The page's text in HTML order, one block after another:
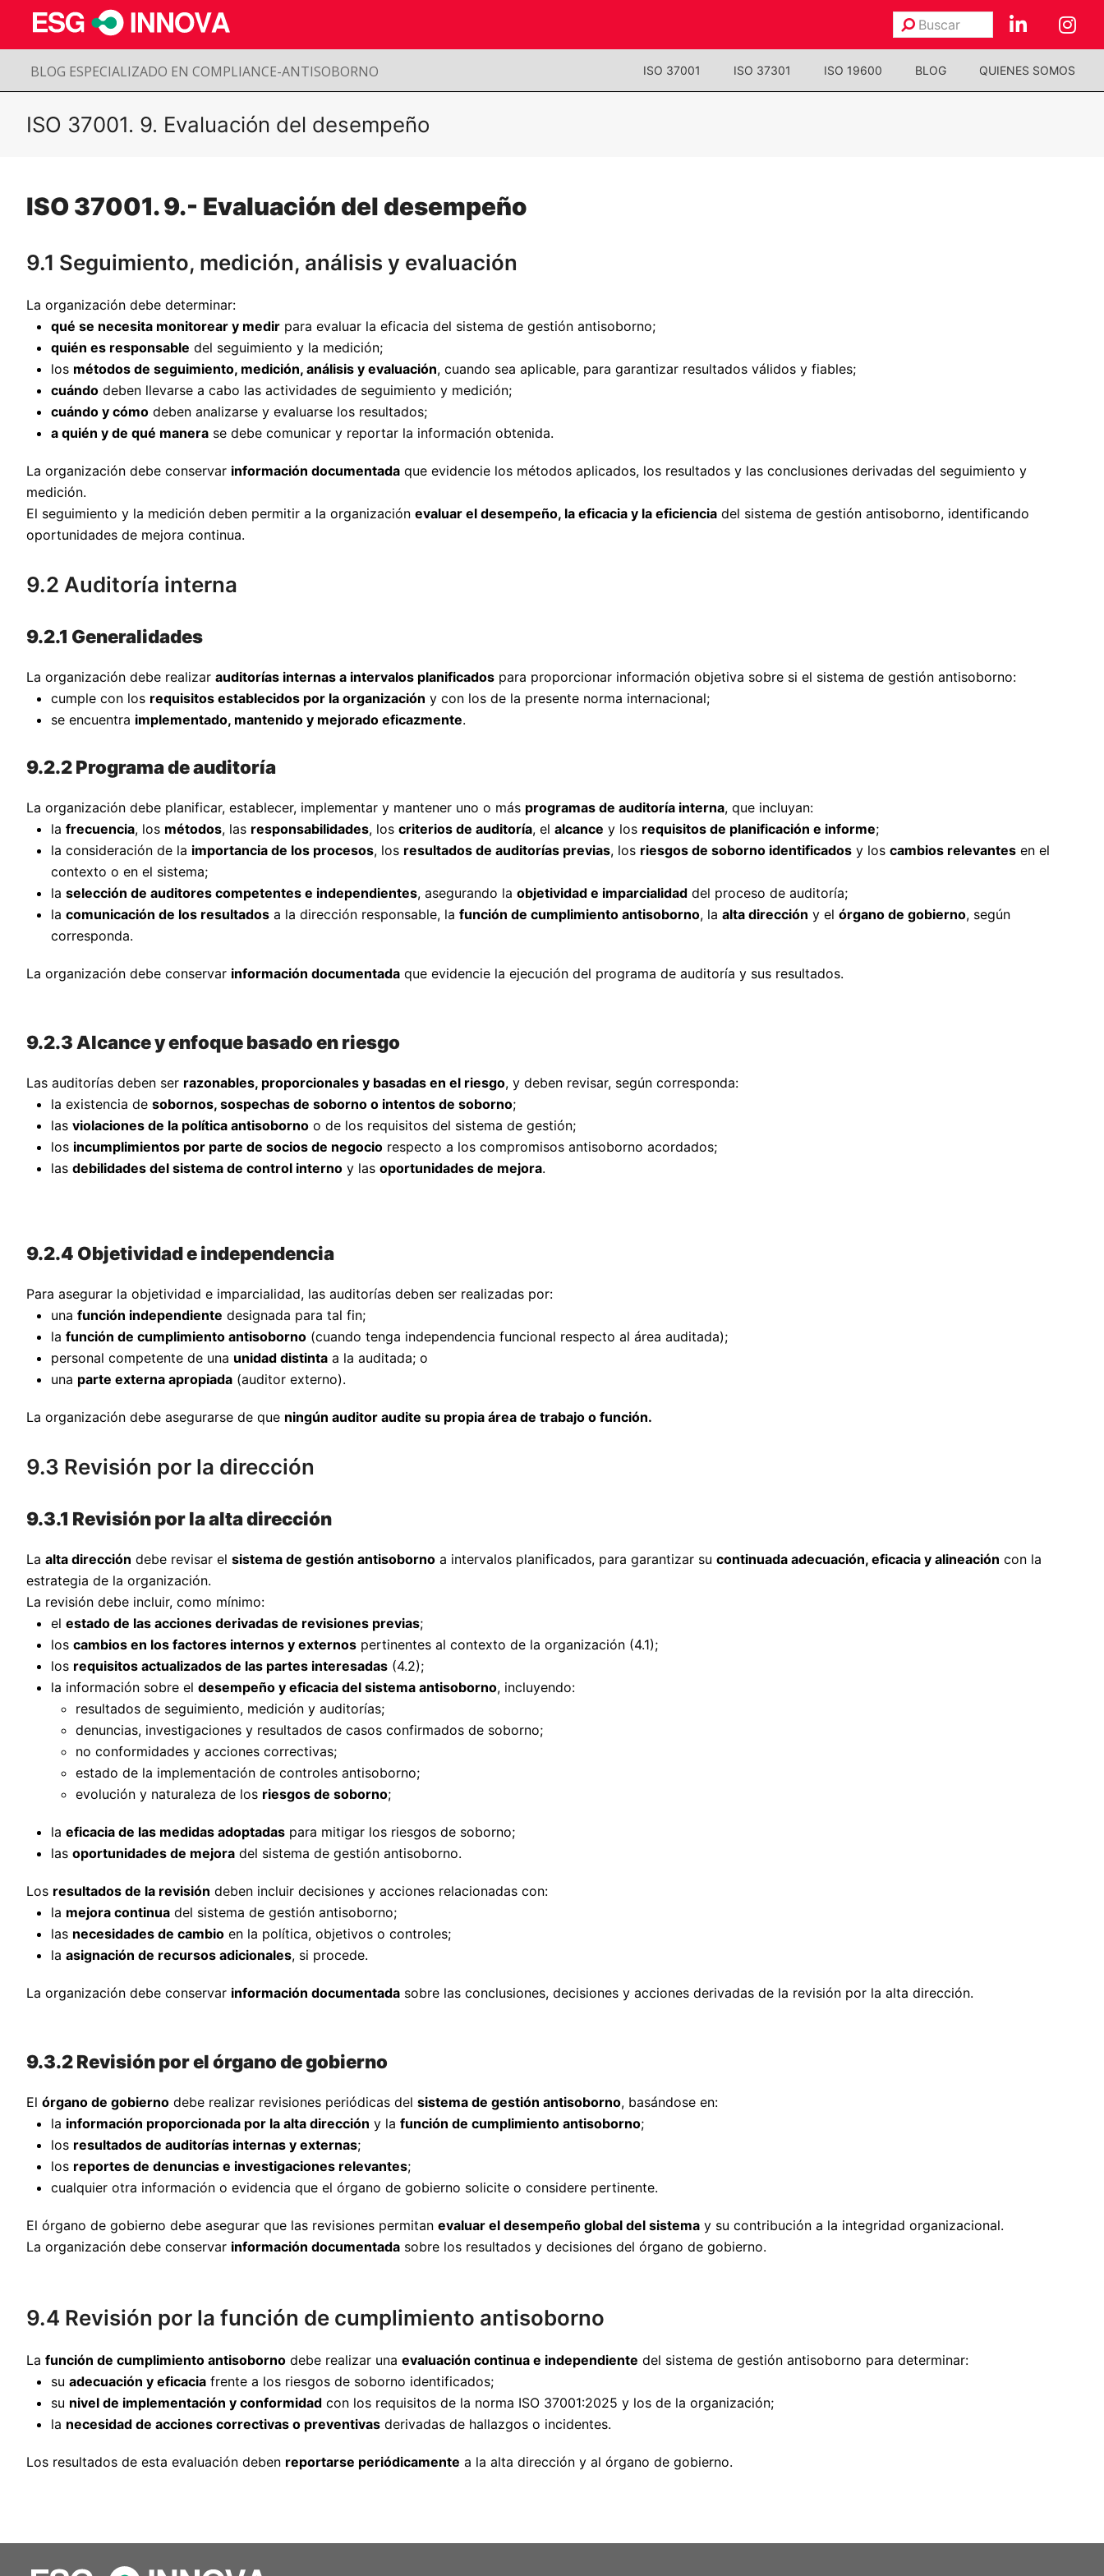
Buscar
BLOG ESPECIALIZADO EN COMPLIANCE-ANTISOBORNO ISO 37001 ISO 37301 ISO 19600 BLOG QUIENES SOMOS
ISO 37001. 9. Evaluación del desempeño
ISO 37001. 9.- Evaluación del desempeño
9.1 Seguimiento, medición, análisis y evaluación
La organización debe determinar:
qué se necesita monitorear y medir para evaluar la eficacia del sistema de gestión antisoborno;
quién es responsable del seguimiento y la medición;
los métodos de seguimiento, medición, análisis y evaluación, cuando sea aplicable, para garantizar resultados válidos y fiables;
cuándo deben llevarse a cabo las actividades de seguimiento y medición;
cuándo y cómo deben analizarse y evaluarse los resultados;
a quién y de qué manera se debe comunicar y reportar la información obtenida.
La organización debe conservar información documentada que evidencie los métodos aplicados, los resultados y las conclusiones derivadas del seguimiento y
medición.
El seguimiento y la medición deben permitir a la organización evaluar el desempeño, la eficacia y la eficiencia del sistema de gestión antisoborno, identificando
oportunidades de mejora continua.
9.2 Auditoría interna
9.2.1 Generalidades
La organización debe realizar auditorías internas a intervalos planificados para proporcionar información objetiva sobre si el sistema de gestión antisoborno:
cumple con los requisitos establecidos por la organización y con los de la presente norma internacional;
se encuentra implementado, mantenido y mejorado eficazmente.
9.2.2 Programa de auditoría
La organización debe planificar, establecer, implementar y mantener uno o más programas de auditoría interna, que incluyan:
la frecuencia, los métodos, las responsabilidades, los criterios de auditoría, el alcance y los requisitos de planificación e informe;
la consideración de la importancia de los procesos, los resultados de auditorías previas, los riesgos de soborno identificados y los cambios relevantes en el
contexto o en el sistema;
la selección de auditores competentes e independientes, asegurando la objetividad e imparcialidad del proceso de auditoría;
la comunicación de los resultados a la dirección responsable, la función de cumplimiento antisoborno, la alta dirección y el órgano de gobierno, según
corresponda.
La organización debe conservar información documentada que evidencie la ejecución del programa de auditoría y sus resultados.
9.2.3 Alcance y enfoque basado en riesgo
Las auditorías deben ser razonables, proporcionales y basadas en el riesgo, y deben revisar, según corresponda:
la existencia de sobornos, sospechas de soborno o intentos de soborno;
las violaciones de la política antisoborno o de los requisitos del sistema de gestión;
los incumplimientos por parte de socios de negocio respecto a los compromisos antisoborno acordados;
las debilidades del sistema de control interno y las oportunidades de mejora.
9.2.4 Objetividad e independencia
Para asegurar la objetividad e imparcialidad, las auditorías deben ser realizadas por:
una función independiente designada para tal fin;
la función de cumplimiento antisoborno (cuando tenga independencia funcional respecto al área auditada);
personal competente de una unidad distinta a la auditada; o
una parte externa apropiada (auditor externo).
La organización debe asegurarse de que ningún auditor audite su propia área de trabajo o función.
9.3 Revisión por la dirección
9.3.1 Revisión por la alta dirección
La alta dirección debe revisar el sistema de gestión antisoborno a intervalos planificados, para garantizar su continuada adecuación, eficacia y alineación con la
estrategia de la organización.
La revisión debe incluir, como mínimo:
el estado de las acciones derivadas de revisiones previas;
los cambios en los factores internos y externos pertinentes al contexto de la organización (4.1);
los requisitos actualizados de las partes interesadas (4.2);
la información sobre el desempeño y eficacia del sistema antisoborno, incluyendo:
resultados de seguimiento, medición y auditorías;
denuncias, investigaciones y resultados de casos confirmados de soborno;
no conformidades y acciones correctivas;
estado de la implementación de controles antisoborno;
evolución y naturaleza de los riesgos de soborno;
la eficacia de las medidas adoptadas para mitigar los riesgos de soborno;
las oportunidades de mejora del sistema de gestión antisoborno.
Los resultados de la revisión deben incluir decisiones y acciones relacionadas con:
la mejora continua del sistema de gestión antisoborno;
las necesidades de cambio en la política, objetivos o controles;
la asignación de recursos adicionales, si procede.
La organización debe conservar información documentada sobre las conclusiones, decisiones y acciones derivadas de la revisión por la alta dirección.
9.3.2 Revisión por el órgano de gobierno
El órgano de gobierno debe realizar revisiones periódicas del sistema de gestión antisoborno, basándose en:
la información proporcionada por la alta dirección y la función de cumplimiento antisoborno;
los resultados de auditorías internas y externas;
los reportes de denuncias e investigaciones relevantes;
cualquier otra información o evidencia que el órgano de gobierno solicite o considere pertinente.
El órgano de gobierno debe asegurar que las revisiones permitan evaluar el desempeño global del sistema y su contribución a la integridad organizacional.
La organización debe conservar información documentada sobre los resultados y decisiones del órgano de gobierno.
9.4 Revisión por la función de cumplimiento antisoborno
La función de cumplimiento antisoborno debe realizar una evaluación continua e independiente del sistema de gestión antisoborno para determinar:
su adecuación y eficacia frente a los riesgos de soborno identificados;
su nivel de implementación y conformidad con los requisitos de la norma ISO 37001:2025 y los de la organización;
la necesidad de acciones correctivas o preventivas derivadas de hallazgos o incidentes.
Los resultados de esta evaluación deben reportarse periódicamente a la alta dirección y al órgano de gobierno.